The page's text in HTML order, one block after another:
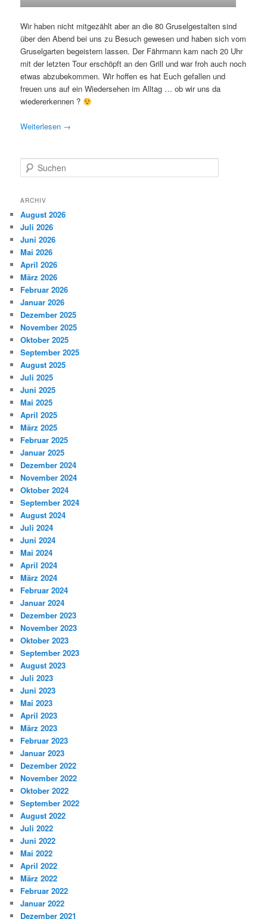
Wir haben nicht mitgezählt aber an die 80 Gruselgestalten sind
über den Abend bei uns zu Besuch gewesen und haben sich vom
Gruselgarten begeistern lassen. Der Fährmann kam nach 20 Uhr
mit der letzten Tour erschöpft an den Grill und war froh auch noch
etwas abzubekommen. Wir hoffen es hat Euch gefallen und
freuen uns auf ein Wiedersehen im Alltag … ob wir uns da
wiedererkennen ?
Weiterlesen →
u
h
n
ARCHIV
August 2026
Juli 2026
Juni 2026
Mai 2026
April 2026
März 2026
Februar 2026
Januar 2026
Dezember 2025
November 2025
Oktober 2025
September 2025
August 2025
Juli 2025
Juni 2025
Mai 2025
April 2025
März 2025
Februar 2025
Januar 2025
Dezember 2024
November 2024
Oktober 2024
September 2024
August 2024
Juli 2024
Juni 2024
Mai 2024
April 2024
März 2024
Februar 2024
Januar 2024
Dezember 2023
November 2023
Oktober 2023
September 2023
August 2023
Juli 2023
Juni 2023
Mai 2023
April 2023
März 2023
Februar 2023
Januar 2023
Dezember 2022
November 2022
Oktober 2022
September 2022
August 2022
Juli 2022
Juni 2022
Mai 2022
April 2022
März 2022
Februar 2022
Januar 2022
Dezember 2021